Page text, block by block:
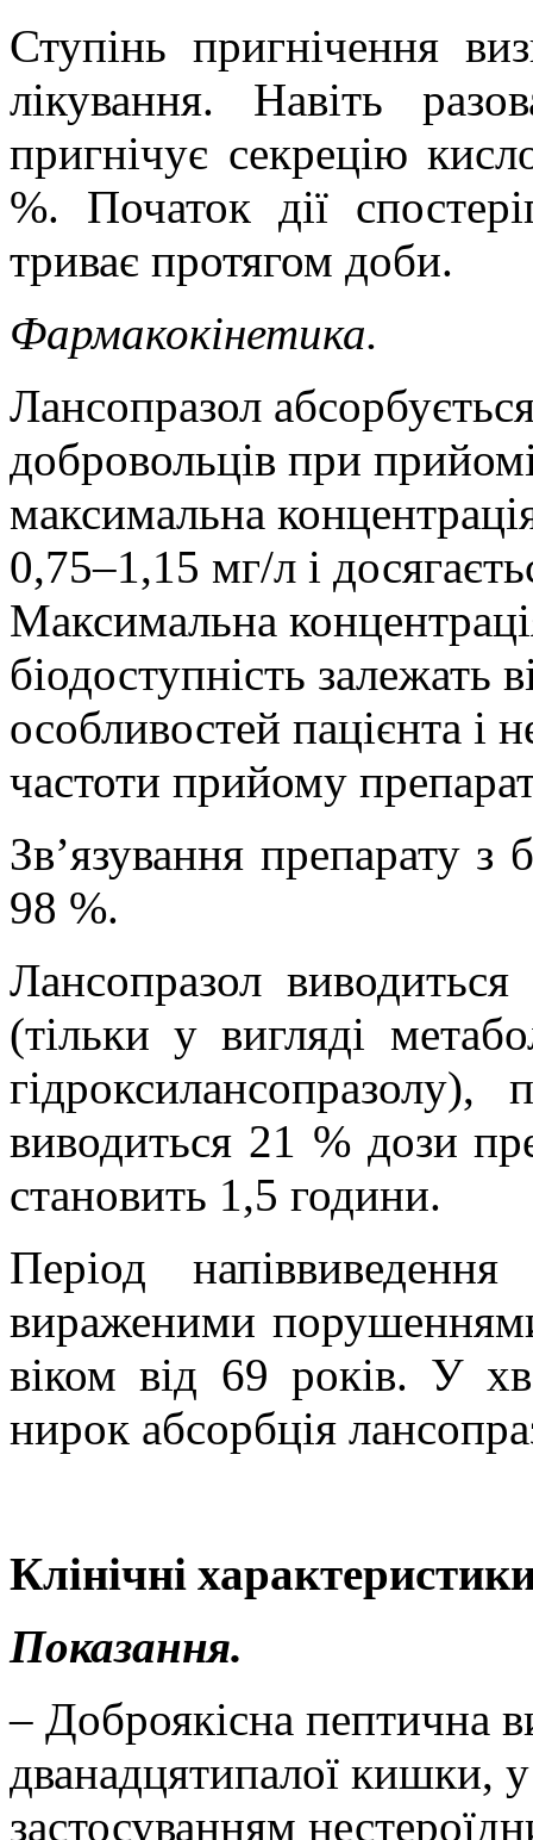
Ступінь пригнічення
лікування. Навіть
пригнічує секрецію
%. Початок дії
триває протягом доби.
Фармакокінетика.
Лансопразол
добровольців при
максимальна
0,75–1,15 мг/л і
Максимальна
біодоступність залежать
особливостей пацієнта і
частоти прийому
Зв’язування препарату з
98 %.
Лансопразол
(тільки у вигляді
виводиться 21 % дози
становить 1,5 години.
Період
вираженими
віком від 69 років. У
нирок абсорбція
Клінічні
Показання.
– Доброякісна пептична
дванадцятипалої кишки, у
застосуванням